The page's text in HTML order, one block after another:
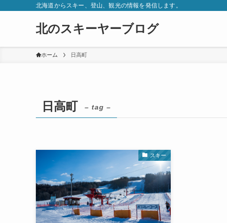
北海道からスキー、登山、観光の情報を発信します。
北のスキーヤーブログ
ホーム 日高町
日高町 – tag –
スキー